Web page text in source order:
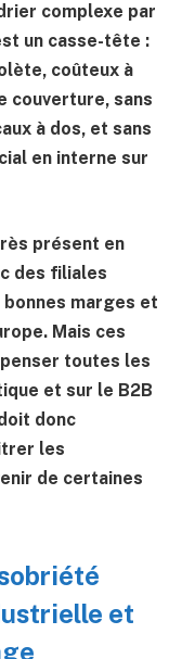
complexe par
un casse-tête :
coûteux à
couverture, sans
à dos, et sans
en interne sur
présent en
des filiales
marges et
Mais ces
toutes les
et sur le B2B
donc
les
de certaines
et